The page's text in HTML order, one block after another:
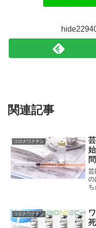
関連記事
コロナワクチン
芸
の
ち
の
コロナワクチン